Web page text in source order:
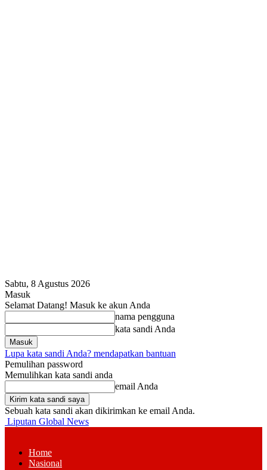
Sabtu, 8 Agustus 2026
Masuk
Selamat Datang! Masuk ke akun Anda
nama pengguna
kata sandi Anda
Lupa kata sandi Anda? mendapatkan bantuan
Pemulihan password
Memulihkan kata sandi anda
email Anda
Sebuah kata sandi akan dikirimkan ke email Anda.
Liputan Global News
Home
Nasional